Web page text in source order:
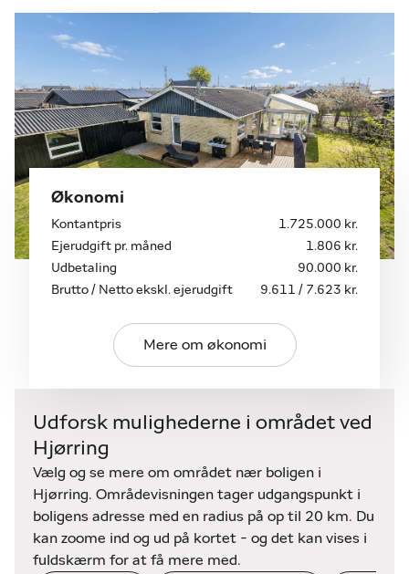
eller en fremvisning
Økonomi
Kontantpris
1.725.000 kr.
Ejerudgift pr. måned
1.806 kr.
Udbetaling
90.000 kr.
Brutto / Netto ekskl. ejerudgift
9.611 / 7.623 kr.
Mere om økonomi
Udforsk mulighederne i området ved
Hjørring
Vælg og se mere om området nær boligen i
Hjørring. Områdevisningen tager udgangspunkt i
boligens adresse med en radius på op til 20 km. Du
kan zoome ind og ud på kortet - og det kan vises i
fuldskærm for at få mere med.